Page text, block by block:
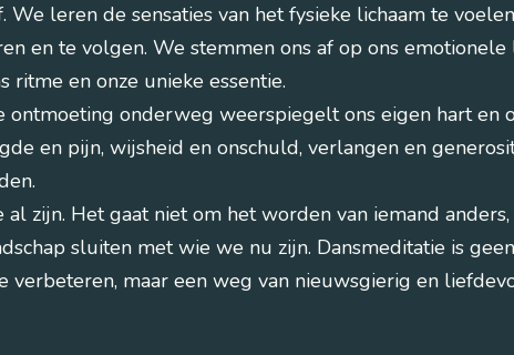
We leren de sensaties van het fysieke lichaam te
en te volgen. We stemmen ons af op ons emotionele
ritme en onze unieke essentie.
ontmoeting onderweg weerspiegelt ons eigen hart en
en pijn, wijsheid en onschuld, verlangen en
zijn. Het gaat niet om het worden van iemand
sluiten met wie we nu zijn. Dansmeditatie is
verbeteren, maar een weg van nieuwsgierig en